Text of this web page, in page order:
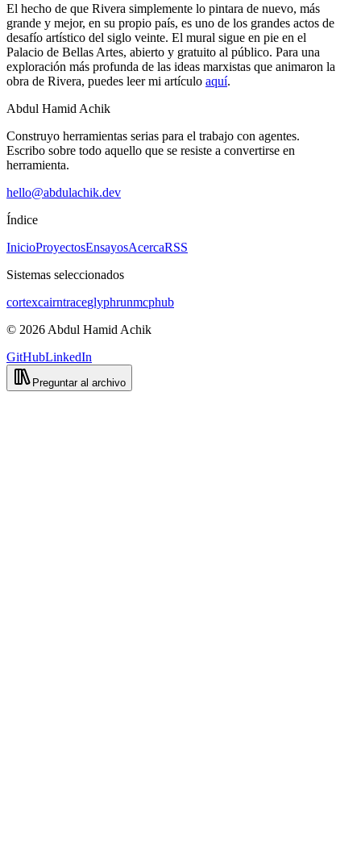
El hecho de que Rivera simplemente lo pintara de nuevo, más
grande y mejor, en su propio país, es uno de los grandes actos de
desafío artístico del siglo veinte. El mural sigue en pie en el
Palacio de Bellas Artes, abierto y gratuito al público. Para una
exploración más profunda de las ideas marxistas que animaron la
obra de Rivera, puedes leer mi artículo aquí.
Abdul Hamid Achik
Construyo herramientas serias para el trabajo con agentes.
Escribo sobre todo aquello que se resiste a convertirse en
herramienta.
hello@abdulachik.dev
Índice
InicioProyectosEnsayosAcercaRSS
Sistemas seleccionados
cortexcairntraceglyphrunmcphub
© 2026 Abdul Hamid Achik
GitHubLinkedIn
Preguntar al archivo